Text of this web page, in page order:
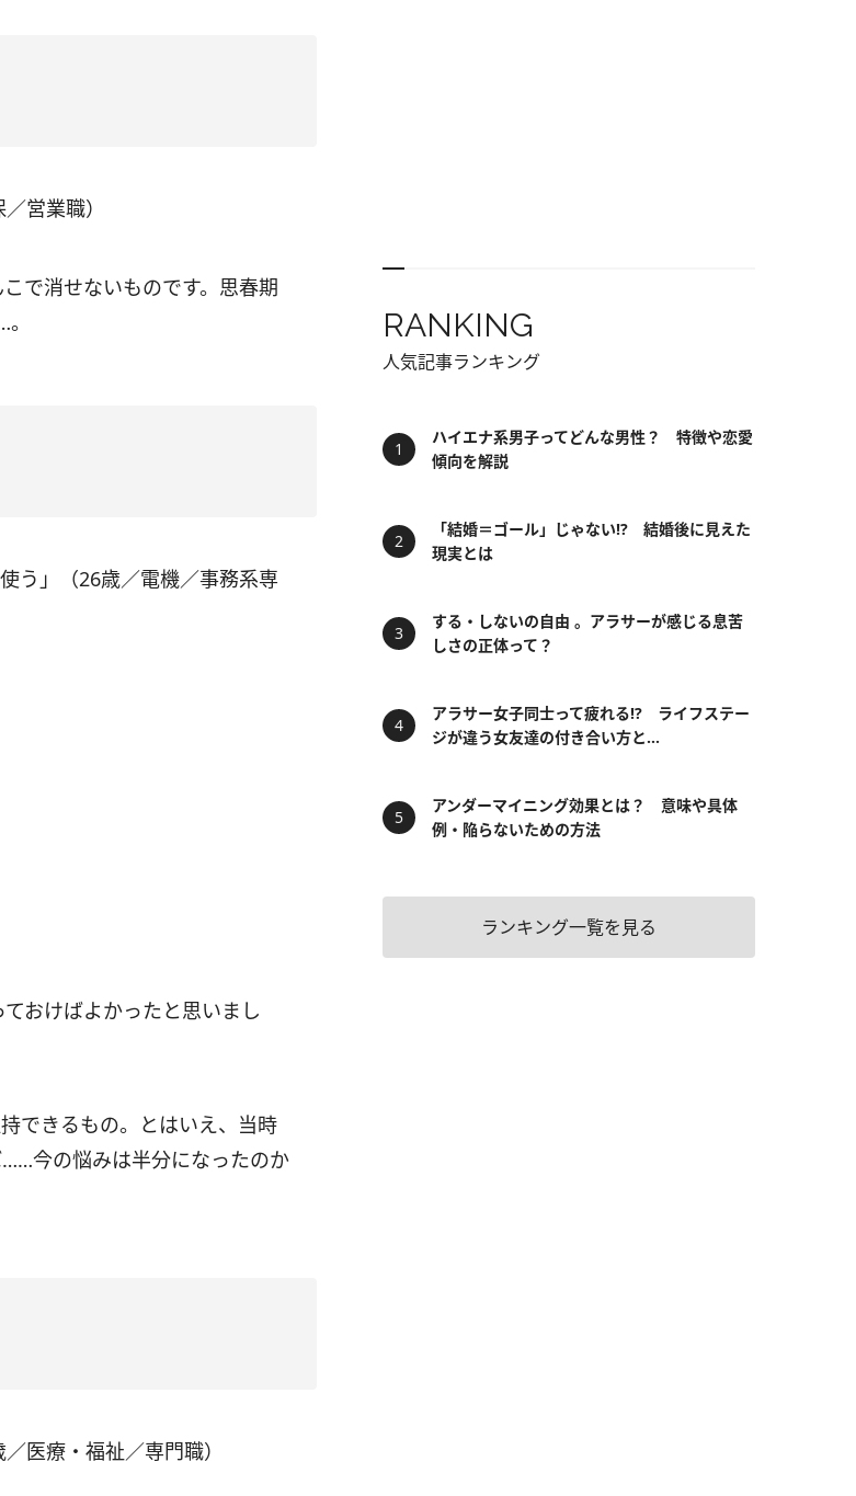
営業職）
で消せないものです。思春期
う」（26歳／電機／事務系専
おけばよかったと思いまし
できるもの。とはいえ、当時
今の悩みは半分になったのか
医療・福祉／専門職）
RANKING
人気記事ランキング
ハイエナ系男子ってどんな男性？ 特徴や恋愛
傾向を解説
「結婚＝ゴール」じゃない⁉ 結婚後に見えた
現実とは
する・しないの自由 。アラサーが感じる息苦
しさの正体って？
アラサー女子同士って疲れる⁉ ライフステー
ジが違う女友達の付き合い方と...
アンダーマイニング効果とは？ 意味や具体
例・陥らないための方法
ランキング一覧を見る